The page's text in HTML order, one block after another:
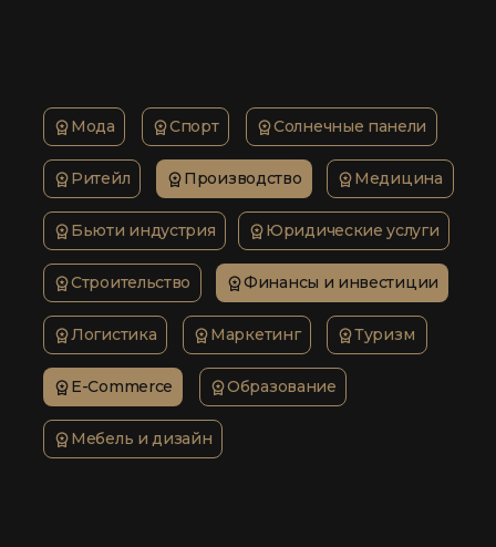
Образование
Логистика
Медицина
Финансы и инвестиции
Туризм
Юридические услуги
Мебель и дизайн
Маркетинг
Солнечные панели
Строительство
Бьюти индустрия
Производство
Ритейл
E-Commerce
Спорт
Мода